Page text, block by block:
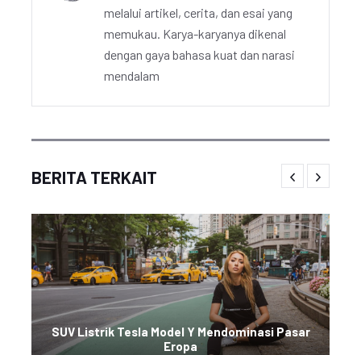
melalui artikel, cerita, dan esai yang
memukau. Karya-karyanya dikenal
dengan gaya bahasa kuat dan narasi
mendalam
BERITA TERKAIT
SUV Listrik Tesla Model Y Mendominasi Pasar
Eropa